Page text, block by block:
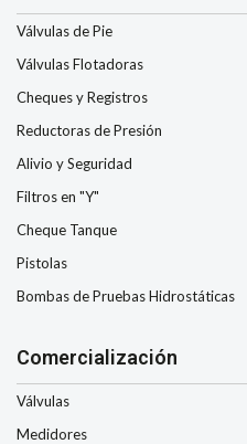
Válvulas de Pie
Válvulas Flotadoras
Cheques y Registros
Reductoras de Presión
Alivio y Seguridad
Filtros en "Y"
Cheque Tanque
Pistolas
Bombas de Pruebas Hidrostáticas
Comercialización
Válvulas
Medidores